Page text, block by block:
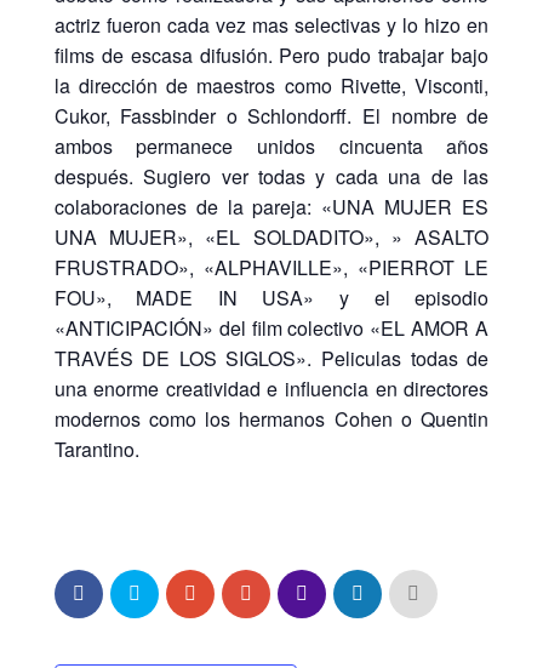
actriz fueron cada vez mas selectivas y lo hizo en
films de escasa difusión. Pero pudo trabajar bajo
la dirección de maestros como Rivette, Visconti,
Cukor, Fassbinder o Schlondorff. El nombre de
ambos permanece unidos cincuenta años
después. Sugiero ver todas y cada una de las
colaboraciones de la pareja: «UNA MUJER ES
UNA MUJER», «EL SOLDADITO», » ASALTO
FRUSTRADO», «ALPHAVILLE», «PIERROT LE
FOU», MADE IN USA» y el episodio
«ANTICIPACIÓN» del film colectivo «EL AMOR A
TRAVÉS DE LOS SIGLOS». Peliculas todas de
una enorme creatividad e influencia en directores
modernos como los hermanos Cohen o Quentin
Tarantino.